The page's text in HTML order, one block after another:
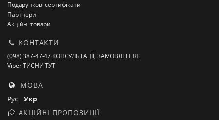
Подарункові сертифікати
Партнери
Акційні товари
КОНТАКТИ
(098) 387-47-47 КОНСУЛЬТАЦІЇ, ЗАМОВЛЕННЯ.
Viber ТИСНИ ТУТ
МОВА
Рус Укр
АКЦІЙНІ ПРОПОЗИЦІЇ